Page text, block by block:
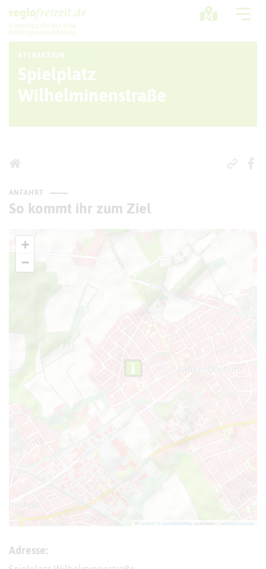
Freizeittipps für den Kreis
Recklinghausen & Bottrop
Sport + Bewegung
ATTRAKTION
Spielplatz
Wilhelminenstraße
ANFAHRT
So kommt ihr zum Ziel
+
−
Leaflet OpenStreetMap contributors | weitere Lizenzen
Adresse: